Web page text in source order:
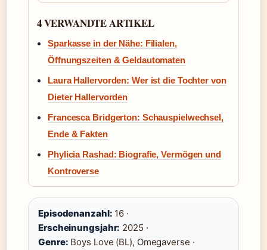
4 VERWANDTE ARTIKEL
Sparkasse in der Nähe: Filialen,
Öffnungszeiten & Geldautomaten
Laura Hallervorden: Wer ist die Tochter von
Dieter Hallervorden
Francesca Bridgerton: Schauspielwechsel,
Ende & Fakten
Phylicia Rashad: Biografie, Vermögen und
Kontroverse
Episodenanzahl: 16 ·
Erscheinungsjahr: 2025 ·
Genre: Boys Love (BL), Omegaverse ·